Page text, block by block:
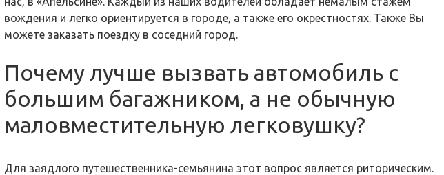
вождения и легко ориентируется в городе, а также его окрестностях. Также Вы
можете заказать поездку в соседний город.
Почему лучше вызвать автомобиль с
большим багажником, а не обычную
маловместительную легковушку?
Для заядлого путешественника-семьянина этот вопрос является риторическим.